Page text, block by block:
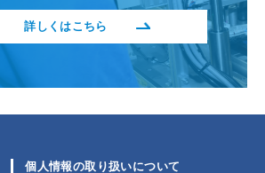
詳しくはこちら
個人情報の取り扱いについて